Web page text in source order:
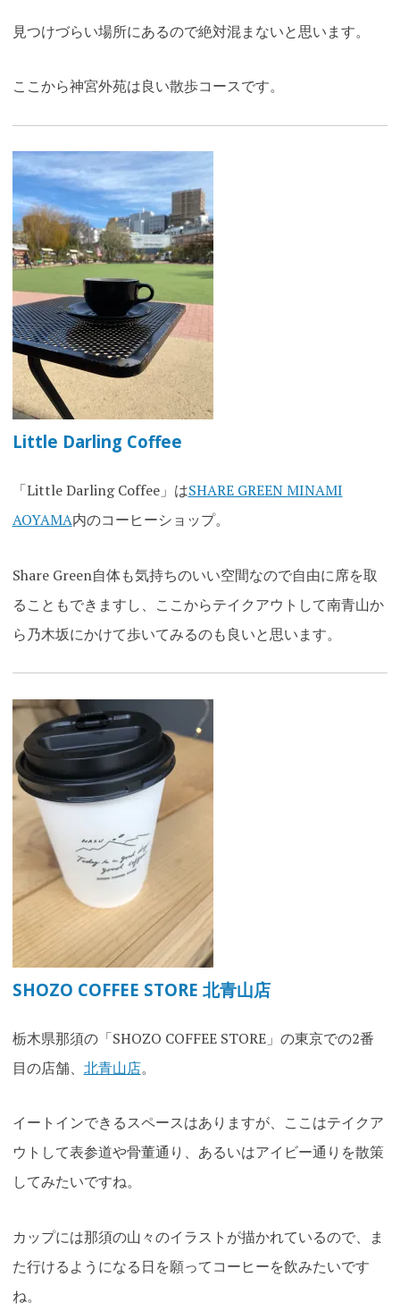
見つけづらい場所にあるので絶対混まないと思います。
ここから神宮外苑は良い散歩コースです。
Little Darling Coffee
「Little Darling Coffee」はSHARE GREEN MINAMI
AOYAMA内のコーヒーショップ。
Share Green自体も気持ちのいい空間なので自由に席を取
ることもできますし、ここからテイクアウトして南青山か
ら乃木坂にかけて歩いてみるのも良いと思います。
SHOZO COFFEE STORE 北青山店
栃木県那須の「SHOZO COFFEE STORE」の東京での2番
目の店舗、 北青山店。
イートインできるスペースはありますが、ここはテイクア
ウトして表参道や骨董通り、あるいはアイビー通りを散策
してみたいですね。
カップには那須の山々のイラストが描かれているので、ま
た行けるようになる日を願ってコーヒーを飲みたいです
ね。